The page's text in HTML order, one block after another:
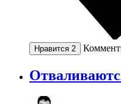
Нравится 2